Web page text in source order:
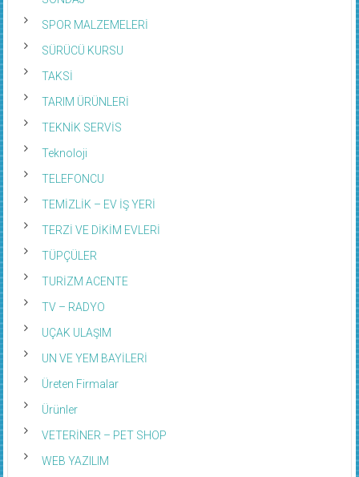
SONDAJ
SPOR MALZEMELERİ
SÜRÜCÜ KURSU
TAKSİ
TARIM ÜRÜNLERİ
TEKNİK SERVİS
Teknoloji
TELEFONCU
TEMİZLİK – EV İŞ YERİ
TERZİ VE DİKİM EVLERİ
TÜPÇÜLER
TURİZM ACENTE
TV – RADYO
UÇAK ULAŞIM
UN VE YEM BAYİLERİ
Üreten Firmalar
Ürünler
VETERİNER – PET SHOP
WEB YAZILIM